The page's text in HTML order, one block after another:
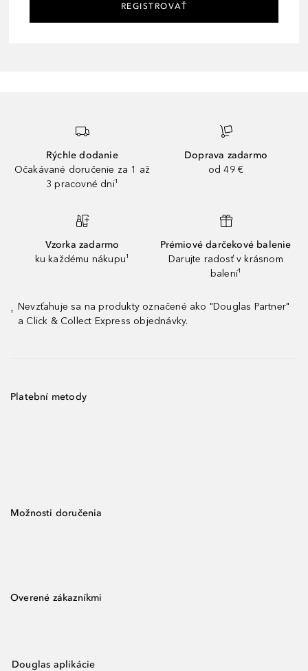
REGISTROVAŤ
Rýchle dodanie
Očakávané doručenie za 1 až
3 pracovné dni¹
Doprava zadarmo
od 49 €
Vzorka zadarmo
ku každému nákupu¹
Prémiové darčekové balenie
Darujte radosť v krásnom
balení¹
¹
Nevzťahuje sa na produkty označené ako "Douglas Partner"
a Click & Collect Express objednávky.
Platební metody
Možnosti doručenia
Overené zákazníkmi
Douglas aplikácie